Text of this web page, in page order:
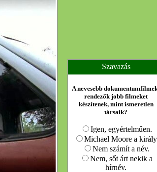
Szavazás
A nevesebb
rendezők jobb filmeket
készítenek, mint ismeretlen
társaik?
Igen, egyértelműen.
Michael Moore a
Nem számít a név.
Nem, sőt árt nekik a
hírnév.